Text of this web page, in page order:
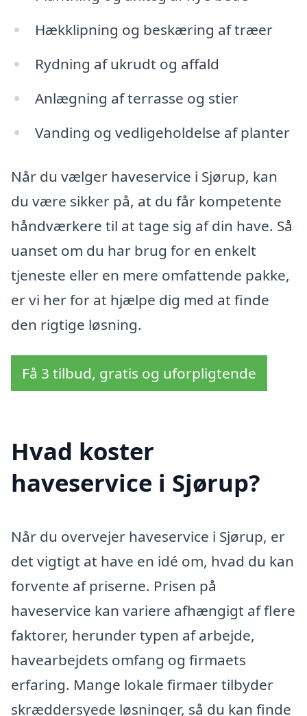
Hækklipning og beskæring af træer
Rydning af ukrudt og affald
Anlægning af terrasse og stier
Vanding og vedligeholdelse af planter
Når du vælger haveservice i Sjørup, kan
du være sikker på, at du får kompetente
håndværkere til at tage sig af din have. Så
uanset om du har brug for en enkelt
tjeneste eller en mere omfattende pakke,
er vi her for at hjælpe dig med at finde
den rigtige løsning.
Få 3 tilbud, gratis og uforpligtende
Hvad koster
haveservice i Sjørup?
Når du overvejer haveservice i Sjørup, er
det vigtigt at have en idé om, hvad du kan
forvente af priserne. Prisen på
haveservice kan variere afhængigt af flere
faktorer, herunder typen af arbejde,
havearbejdets omfang og firmaets
erfaring. Mange lokale firmaer tilbyder
skræddersyede løsninger, så du kan finde